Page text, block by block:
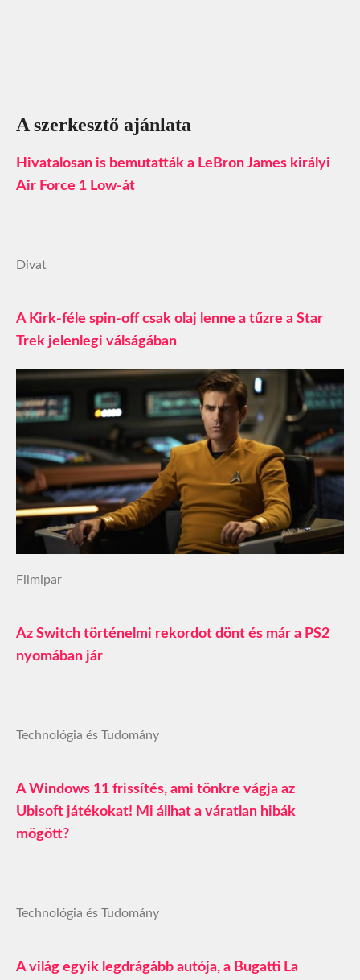
A szerkesztő ajánlata
Hivatalosan is bemutatták a LeBron James királyi
Air Force 1 Low-át
Divat
A Kirk-féle spin-off csak olaj lenne a tűzre a Star
Trek jelenlegi válságában
Filmipar
Az Switch történelmi rekordot dönt és már a PS2
nyomában jár
Technológia és Tudomány
A Windows 11 frissítés, ami tönkre vágja az
Ubisoft játékokat! Mi állhat a váratlan hibák
mögött?
Technológia és Tudomány
A világ egyik legdrágább autója, a Bugatti La